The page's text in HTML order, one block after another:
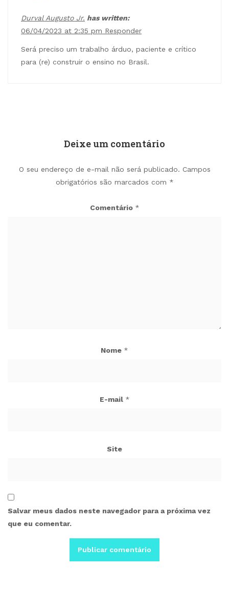
Durval Augusto Jr. has written:
06/04/2023 at 2:35 pm Responder
Será preciso um trabalho árduo, paciente e crítico
para (re) construir o ensino no Brasil.
Deixe um comentário
O seu endereço de e-mail não será publicado. Campos
obrigatórios são marcados com *
Comentário *
Nome *
E-mail *
Site
Salvar meus dados neste navegador para a próxima vez
que eu comentar.